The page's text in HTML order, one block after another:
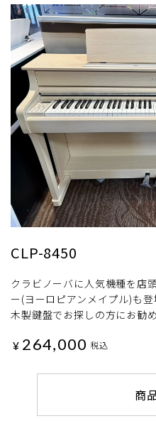
CLP-8450
クラビノーバに人気機種を店
ー(ヨーロピアンメイプル)も
木製鍵盤でお探しの方にお勧
¥ 264,000 税込
商